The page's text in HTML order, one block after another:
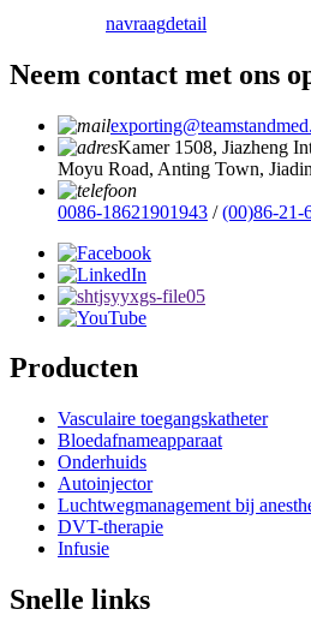
navraagdetail
Neem contact met ons
Kamer 1508, Jiazheng
Moyu Road, Anting Town,
0086-18621901943 /(00)86-21-
Producten
Vasculaire toegangskatheter
Bloedafnameapparaat
Onderhuids
Autoinjector
Luchtwegmanagement bij
DVT-therapie
Infusie
Snelle links